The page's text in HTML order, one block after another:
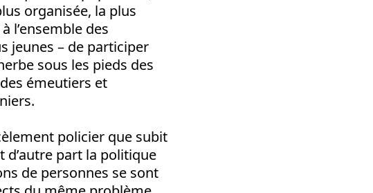
organisée, la plus
l’ensemble des
jeunes – de participer
sous les pieds des
émeutiers et
policier que subit
d’autre part la politique
de personnes se sont